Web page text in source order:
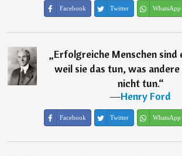
Facebook Twitter WhatsApp
„Erfolgreiche Menschen
weil sie das tun, was andere
nicht tun.“
―Henry Ford
Facebook Twitter WhatsApp